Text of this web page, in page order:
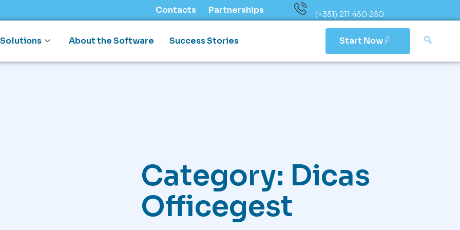
Contacts Partnerships (+351) 211 450 250
Solutions About the Software Success Stories Start Now
Category: Dicas
Officegest